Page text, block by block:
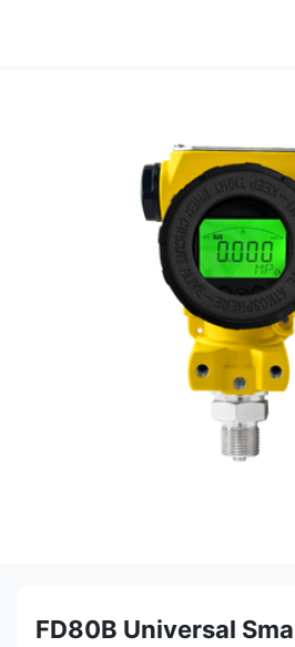
FD80B Universal